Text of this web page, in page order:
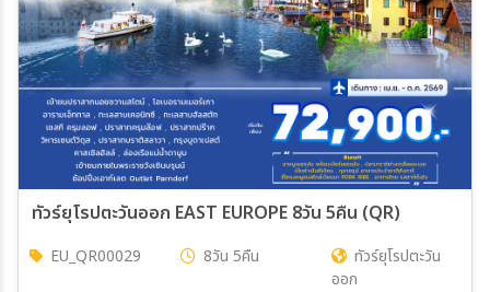
ทัวร์ยุโรปตะวันออก EAST EUROPE 8วัน 5คืน (QR)
EU_QR00029 8วัน 5คืน
ทัวร์ยุโรปตะวัน
ออก